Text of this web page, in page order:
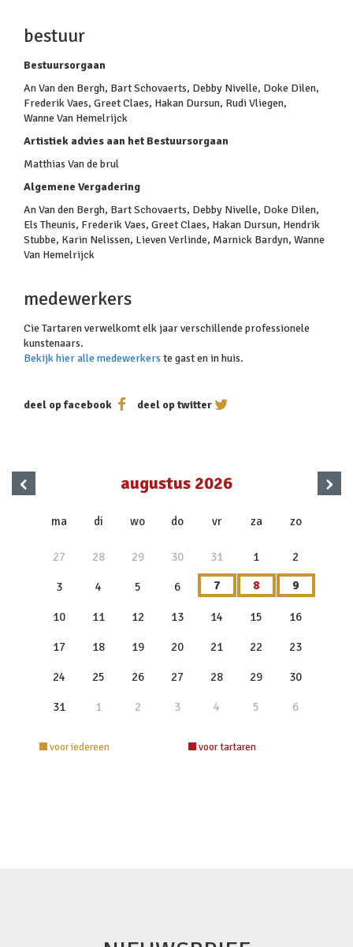
bestuur
Bestuursorgaan
An Van den Bergh, Bart Schovaerts, Debby Nivelle, Doke Dilen,
Frederik Vaes, Greet Claes, Hakan Dursun, Rudi Vliegen,
Wanne Van Hemelrijck
Artistiek advies aan het Bestuursorgaan
Matthias Van de brul
Algemene Vergadering
An Van den Bergh, Bart Schovaerts, Debby Nivelle, Doke Dilen,
Els Theunis, Frederik Vaes, Greet Claes, Hakan Dursun, Hendrik
Stubbe, Karin Nelissen, Lieven Verlinde, Marnick Bardyn, Wanne
Van Hemelrijck
medewerkers
Cie Tartaren verwelkomt elk jaar verschillende professionele
kunstenaars.
Bekijk hier alle medewerkers te gast en in huis.
deel op facebook deel op twitter
‹ augustus 2026
ma di wo do vr za zo
27 28 29 30 31 1 2
3 4 5 6 7 8 9
10 11 12 13 14 15 16
17 18 19 20 21 22 23
24 25 26 27 28 29 30
31 1 2 3 4 5 6
›
voor iedereen voor tartaren